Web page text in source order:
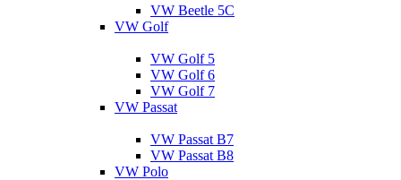
VW Beetle 5C
VW Golf
VW Golf 5
VW Golf 6
VW Golf 7
VW Passat
VW Passat B7
VW Passat B8
VW Polo